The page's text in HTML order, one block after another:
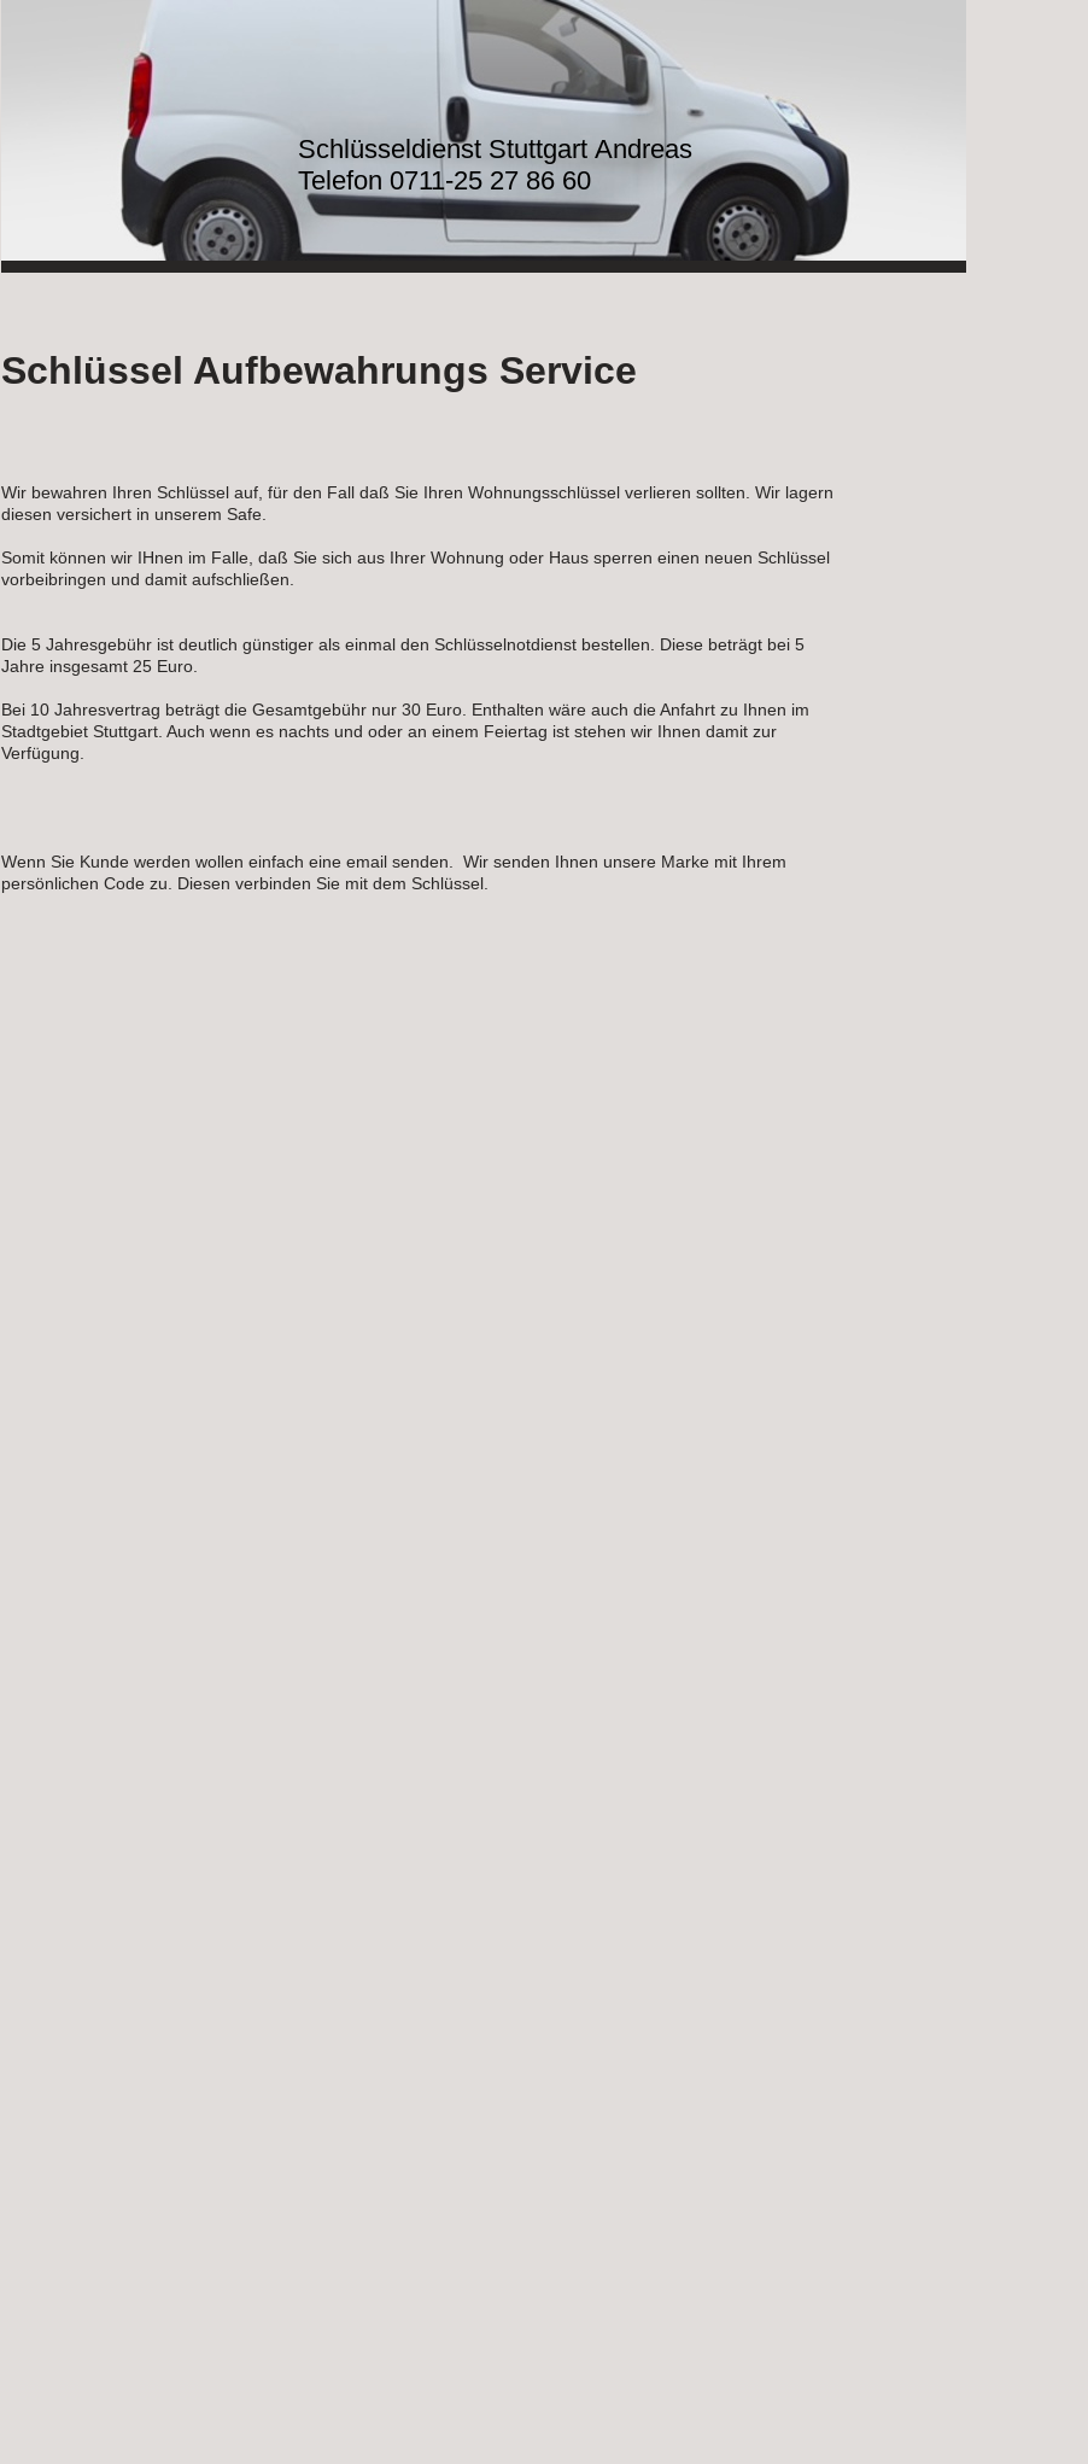
Schlüsseldienst Stuttgart Andreas
Telefon 0711-25 27 86 60
Schlüssel Aufbewahrungs Service
Wir bewahren Ihren Schlüssel auf, für den Fall daß Sie Ihren Wohnungsschlüssel verlieren sollten. Wir lagern
diesen versichert in unserem Safe.
Somit können wir IHnen im Falle, daß Sie sich aus Ihrer Wohnung oder Haus sperren einen neuen Schlüssel
vorbeibringen und damit aufschließen.
Die 5 Jahresgebühr ist deutlich günstiger als einmal den Schlüsselnotdienst bestellen. Diese beträgt bei 5
Jahre insgesamt 25 Euro.
Bei 10 Jahresvertrag beträgt die Gesamtgebühr nur 30 Euro. Enthalten wäre auch die Anfahrt zu Ihnen im
Stadtgebiet Stuttgart. Auch wenn es nachts und oder an einem Feiertag ist stehen wir Ihnen damit zur
Verfügung.
Wenn Sie Kunde werden wollen einfach eine email senden. Wir senden Ihnen unsere Marke mit Ihrem
persönlichen Code zu. Diesen verbinden Sie mit dem Schlüssel.